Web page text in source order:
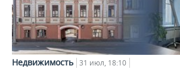
Недвижимость 31 июл, 18:10